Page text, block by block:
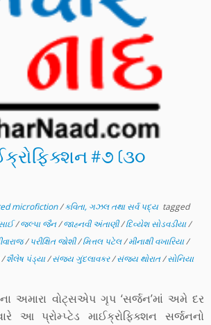
#૭ (૩૦
microfiction/કવિતા, ગઝલ તથા સર્વ પદ્ય tagged
/જલ્પા જૈન/જાહ્નવી અંતાણી/દિવ્યેશ સોડવડીયા/
/પરીક્ષિત જોશી/મિત્તલ પટેલ/મીનાક્ષી વખારિયા/
/શૈલેષ પંડ્યા/સંજય ગુંદલાવકર/સંજય થોરાત/સોનિયા
અમારા વોટ્સએપ ગૃપ ‘સર્જન’માં અમે દર
આ પ્રોમ્પ્ટેડ માઈક્રોફિક્શન સર્જનનો